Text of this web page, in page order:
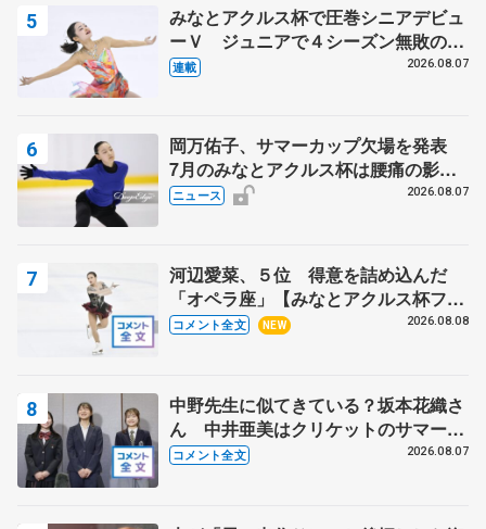
みなとアクルス杯で圧巻シニアデビュ
ーＶ ジュニアで４シーズン無敗の島
田麻央
連載 2026.08.07
岡万佑子、サマーカップ欠場を発表
7月のみなとアクルス杯は腰痛の影響
で
ニュース 2026.08.07
河辺愛菜、５位 得意を詰め込んだ
「オペラ座」【みなとアクルス杯フリ
ー】
コメント全文 NEW 2026.08.08
中野先生に似てきている？坂本花織さ
ん 中井亜美はクリケットのサマーキ
ャンプに 島田麻央はたくさん試合に
コメント全文 2026.08.07